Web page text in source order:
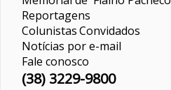
Reportagens
ColunistasConvidados
Notícias por e-mail
Fale conosco
(38) 3229-9800